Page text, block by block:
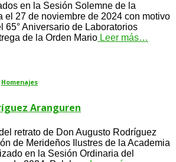
en la Sesión Solemne de la
el 27 de noviembre de 2024 con motivo
65° Aniversario de Laboratorios
de la Orden Mario Leer más…
Homenajes
Aranguren
retrato de Don Augusto Rodríguez
de Merideños Ilustres de la Academia
en la Sesión Ordinaria del